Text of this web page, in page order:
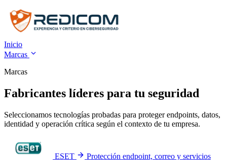
Inicio
Marcas
Marcas
Fabricantes líderes para tu seguridad
Seleccionamos tecnologías probadas para proteger endpoints, datos,
identidad y operación crítica según el contexto de tu empresa.
ESET Protección endpoint, correo y servicios